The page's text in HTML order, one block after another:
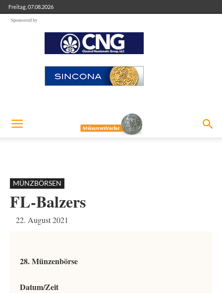
Freitag, 07.08.2026
Sponsored by
MÜNZBÖRSEN
FL-Balzers
22. August 2021
28. Münzenbörse
Datum/Zeit